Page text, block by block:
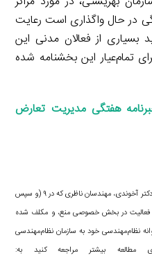
در حال واگذاری است رعایت
از فعالان مدنی این
تمام‌عیار این بخشنامه شده
هفتگی مدیریت تعارض
– در بخشنامه منع پذیرش منافع متعارض دکتر آخوندی، مهندسان ناظری که در ۹ (و سپس
فعالیت در بخش خصوصی منع، و مکلف شده
نظام‌مهندسی خود به سازمان نظام‌مهندسی
مطالعه بیشتر مراجعه کنید به: